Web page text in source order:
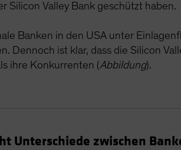
Silicon Valley Bank geschützt haben.
Banken in den USA unter
Dennoch ist klar, dass die Silicon
ihre Konkurrenten (Abbildung).
Unterschiede zwischen